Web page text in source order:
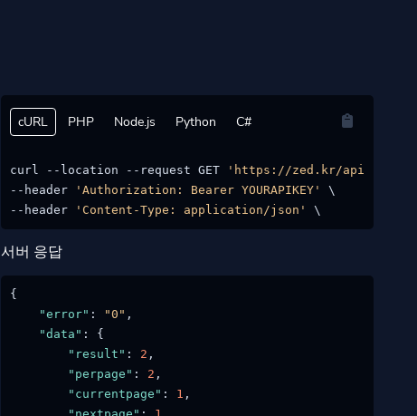
cURL PHP Node.js Python C#
curl --location --request GET
'https://zed.kr/api/
--header
'Authorization: Bearer YOURAPIKEY'
\
--header
'Content-Type: application/json'
서버 응답
{
"error" : "0" ,
"data" :
{
"result" : 2 ,
"perpage" : 2 ,
"currentpage" : 1 ,